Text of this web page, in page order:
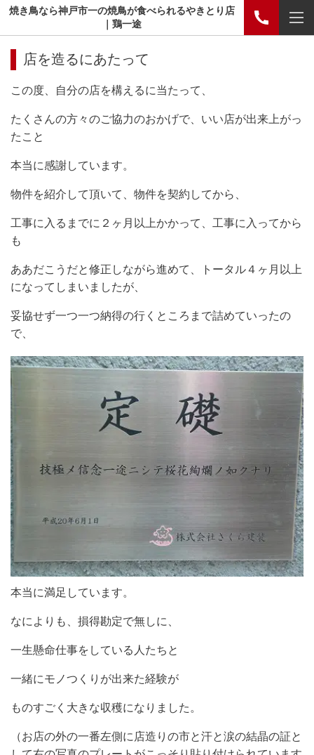
焼き鳥なら神戸市一の焼鳥が食べられるやきとり店
｜鶏一途
店を造るにあたって
この度、自分の店を構えるに当たって、
たくさんの方々のご協力のおかげで、いい店が出来上がっ
たこと
本当に感謝しています。
物件を紹介して頂いて、物件を契約してから、
工事に入るまでに２ヶ月以上かかって、工事に入ってから
も
ああだこうだと修正しながら進めて、トータル４ヶ月以上
になってしまいましたが、
妥協せず一つ一つ納得の行くところまで詰めていったの
で、
本当に満足しています。
なによりも、損得勘定で無しに、
一生懸命仕事をしている人たちと
一緒にモノつくりが出来た経験が
ものすごく大きな収穫になりました。
（お店の外の一番左側に店造りの市と汗と涙の結晶の証と